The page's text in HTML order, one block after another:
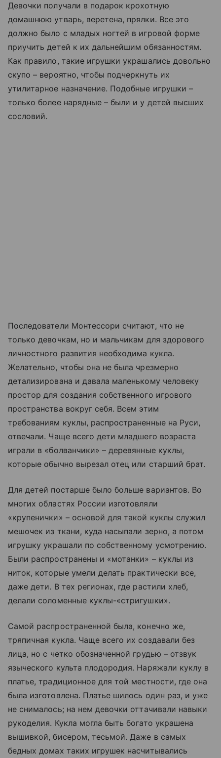
Девочки получали в подарок крохотную
домашнюю утварь, веретена, прялки. Все это
должно было с младых ногтей в игровой форме
приучить детей к их дальнейшим обязанностям.
Как правило, такие игрушки украшались довольно
скупо – вероятно, чтобы подчеркнуть их
утилитарное назначение. Подобные игрушки –
только более нарядные – были и у детей высших
сословий.
Последователи Монтессори считают, что не
только девочкам, но и мальчикам для здорового
личностного развития необходима кукла.
Желательно, чтобы она не была чрезмерно
детализирована и давала маленькому человеку
простор для создания собственного игрового
пространства вокруг себя. Всем этим
требованиям куклы, распространенные на Руси,
отвечали. Чаще всего дети младшего возраста
играли в «болванчики» – деревянные куклы,
которые обычно вырезал отец или старший брат.
Для детей постарше было больше вариантов. Во
многих областях России изготовляли
«крупенички» – основой для такой куклы служил
мешочек из ткани, куда насыпали зерно, а потом
игрушку украшали по собственному усмотрению.
Были распространены и «мотанки» – куклы из
ниток, которые умели делать практически все,
даже дети. В тех регионах, где растили хлеб,
делали соломенные куклы-«стригушки».
Самой распространенной была, конечно же,
тряпичная кукла. Чаще всего их создавали без
лица, но с четко обозначенной грудью – отзвук
языческого культа плодородия. Наряжали куклу в
платье, традиционное для той местности, где она
была изготовлена. Платье шилось один раз, и уже
не снималось; на нем девочки оттачивали навыки
рукоделия. Кукла могла быть богато украшена
вышивкой, бисером, тесьмой. Даже в самых
бедных домах таких игрушек насчитывались